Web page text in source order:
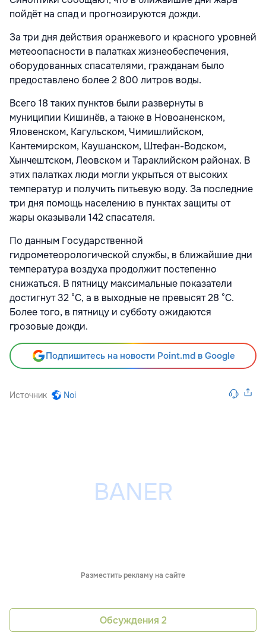
пойдёт на спад и прогнозируются дожди.
За три дня действия оранжевого и красного уровней
метеоопасности в палатках жизнеобеспечения,
оборудованных спасателями, гражданам было
предоставлено более 2 800 литров воды.
Всего 18 таких пунктов были развернуты в
муниципии Кишинёв, а также в Новоаненском,
Яловенском, Кагульском, Чимишлийском,
Кантемирском, Каушанском, Штефан-Водском,
Хынчештском, Леовском и Тараклийском районах. В
этих палатках люди могли укрыться от высоких
температур и получить питьевую воду. За последние
три дня помощь населению в пунктах защиты от
жары оказывали 142 спасателя.
По данным Государственной
гидрометеорологической службы, в ближайшие дни
температура воздуха продолжит постепенно
снижаться. В пятницу максимальные показатели
достигнут 32 °C, а в выходные не превысят 28 °C.
Более того, в пятницу и субботу ожидаются
грозовые дожди.
Подпишитесь на новости Point.md в Google
Источник Noi
Разместить рекламу на сайте
Обсуждения 2